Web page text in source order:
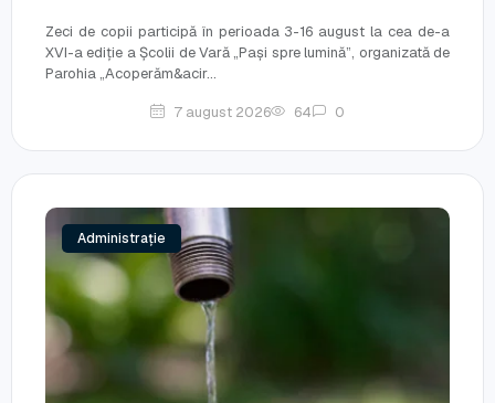
Zeci de copii participă în perioada 3-16 august la cea de-a
XVI-a ediție a Școlii de Vară „Pași spre lumină”, organizată de
Parohia „Acoperăm&acir...
7 august 2026 64 0
Administrație